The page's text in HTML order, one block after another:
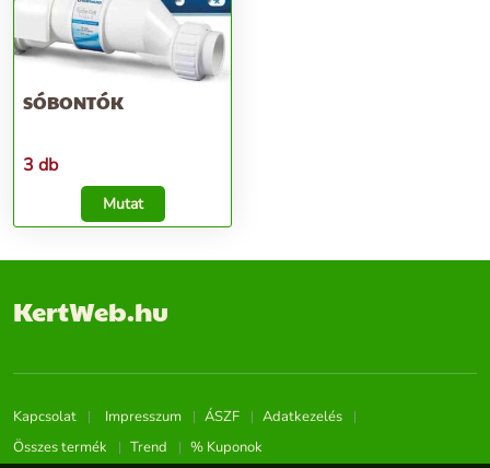
SÓBONTÓK
3 db
Mutat
KertWeb.hu
Kapcsolat Impresszum ÁSZF
Adatkezelés
Összes termék
Trend % Kuponok